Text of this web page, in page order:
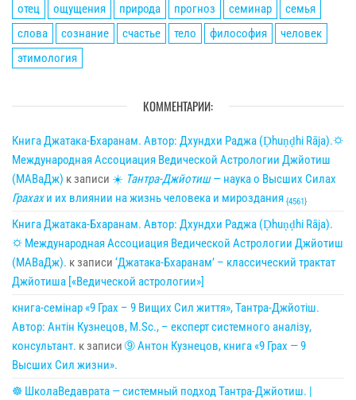
отец
ощущения природа прогноз семинар
семья
слова
сознание счастье тело философия
человек
этимология
КОММЕНТАРИИ:
Книга Джатака-Бхаранам. Автор: Дхундхи Раджа (Ḍhuṇḍhi Rāja).🌣
Международная Ассоциация Ведической Астрологии Джйотиш
(МАВаДж) к записи ☀ Тантра-Джйотиш— наука о Высших Силах
Грахахи их влиянии на жизнь человека и мироздания {4561}
Книга Джатака-Бхаранам. Автор: Дхундхи Раджа (Ḍhuṇḍhi Rāja).
🌣 Международная Ассоциация Ведической Астрологии Джйотиш
(МАВаДж). к записи ‘Джатака-Бхаранам’ – классический трактат
Джйотиша [«Ведической астрологии»]
книга-семінар «9 Грах – 9 Вищих Сил життя», Тантра-Джйотіш.
Автор: Антін Кузнецов, M.Sc., – експерт системного аналізу,
консультант. к записи ➈ Антон Кузнецов, книга «9 Грах — 9
Высших Сил жизни».
☸ ШколаВедаврата — системный подход Тантра-Джйотиш. |